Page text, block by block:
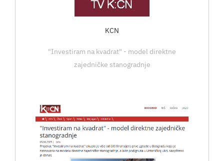
KCN
"Investiram na kvadrat" - model direktne
zajedničke stanogradnje